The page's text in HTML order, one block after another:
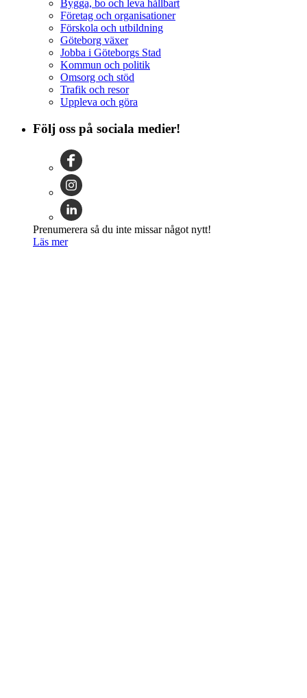
Bygga, bo och leva hållbart
Företag och organisationer
Förskola och utbildning
Göteborg växer
Jobba i Göteborgs Stad
Kommun och politik
Omsorg och stöd
Trafik och resor
Uppleva och göra
Följ oss på sociala medier!
Prenumerera så du inte missar något nytt!
Läs mer